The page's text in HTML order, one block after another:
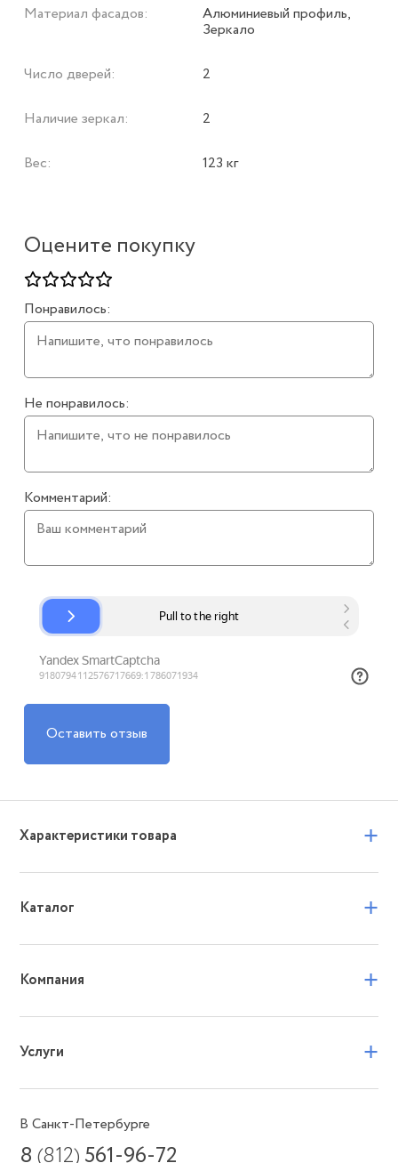
Оцените покупку
Понравилось:
Не понравилось:
Комментарий:
Оставить отзыв
Материал фасадов: Алюминиевый профиль,
Зеркало
Число дверей: 2
Наличие зеркал: 2
Вес: 123 кг
Характеристики товара +
Каталог +
Компания +
Услуги +
В Санкт-Петербурге
8(812) 561-96-72